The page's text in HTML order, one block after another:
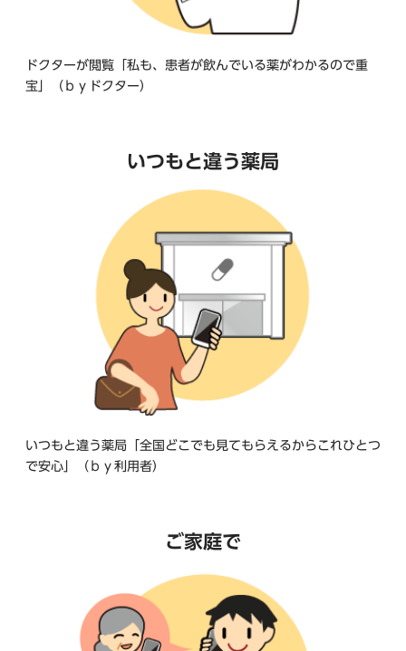
ドクターが閲覧「私も、患者が飲んでいる薬がわかるので重
宝」（ｂｙドクター）
いつもと違う薬局
いつもと違う薬局「全国どこでも見てもらえるからこれひとつ
で安心」（ｂｙ利用者）
ご家庭で